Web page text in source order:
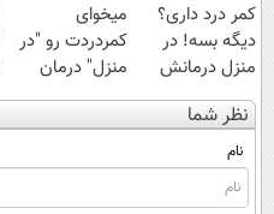
کمر درد داری؟
دیگه بسه! در
منزل درمانش
کن
(◀پرسش‌نامه)
میخوای
کمردردت رو "در
منزل" درمان
کنی؟ (◂فیلم +
◂پرسش‌نامه)
نظر شما
نام